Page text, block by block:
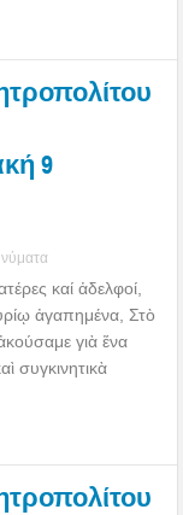
9
καί ἀδελφοί,
ἀγαπημένα, Στὸ
γιὰ ἕνα
συγκινητικὰ